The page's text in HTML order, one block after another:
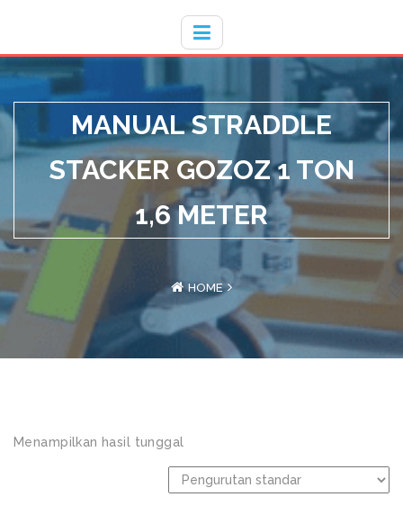
MANUAL STRADDLE
STACKER GOZOZ 1 TON
1,6 METER
HOME
Menampilkan hasil tunggal